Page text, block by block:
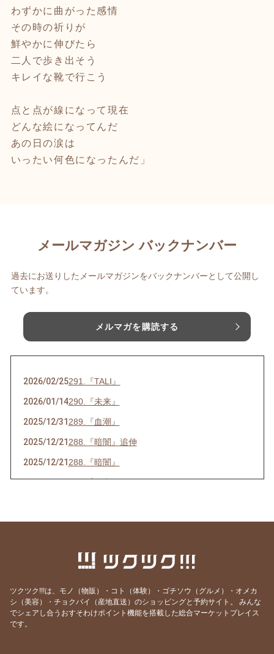
わずかに曲がった感情
その時の祈りが
鮮やかに伸びたら
二人で歩き出そう
キレイな靴で行こう
点と点が線になって現在
どんな絵になってんだ
あの日の涙は
いったい何色になったんだ」
メールマガジン バックナンバー
過去にお送りしたメールマガジンをバックナンバーとして公開し
ています。
メルマガを購読する
2026/02/25291.『TALI』
2026/01/14290.『未来』
2025/12/31289.『血潮』
2025/12/21288.『暗闇』追伸
2025/12/21288.『暗闇』
2025/07/16286.『ネ申』
2025/05/28284.『東京』
282.『葛藤』
2025/03/31280.『化身』
2025/02/25
ツクツク!!!は、モノ（物販）・コト（体験）・ゴチソウ（グルメ）・オメカ
シ（美容）・チョクバイ（産地直送）のショッピングと予約サイト。
みんな
でシェアし合うおすそわけポイント機能を搭載した総合マーケットプレイス
です。